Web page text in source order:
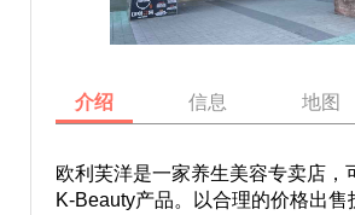
介绍 信息 地图
欧利芙洋是一家养生美容专卖店，
K-Beauty产品。以合理的价格出售